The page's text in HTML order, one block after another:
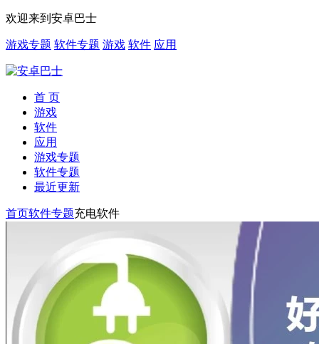
欢迎来到安卓巴士
游戏专题 软件专题 游戏 软件 应用
首 页
游戏
软件
应用
游戏专题
软件专题
最近更新
首页软件专题充电软件